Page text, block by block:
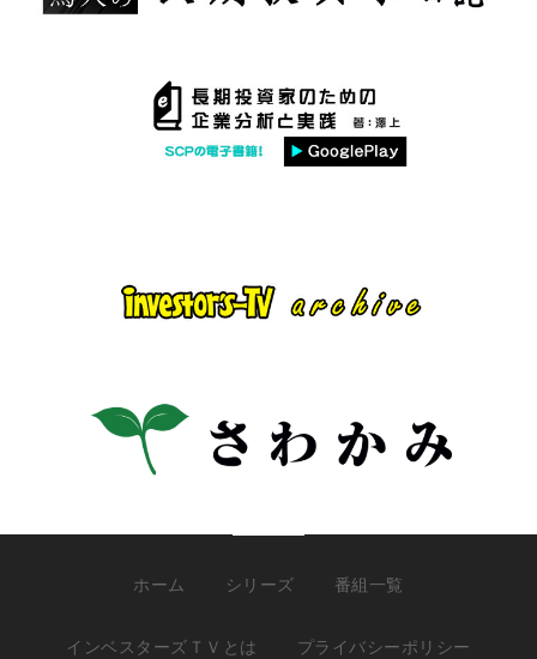
ホーム シリーズ 番組一覧
インベスターズＴＶとは プライバシーポリシー